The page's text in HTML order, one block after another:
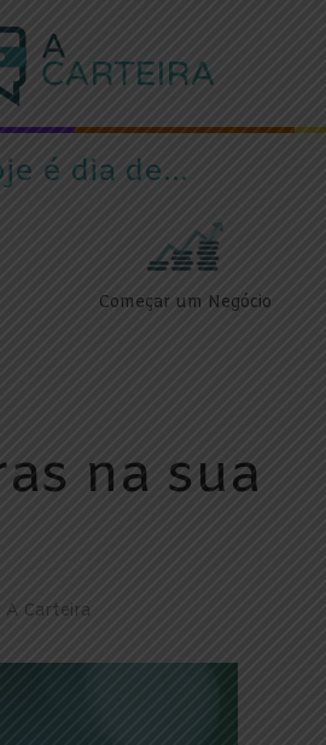
é dia de...
Começar um Negócio
na sua
A Carteira